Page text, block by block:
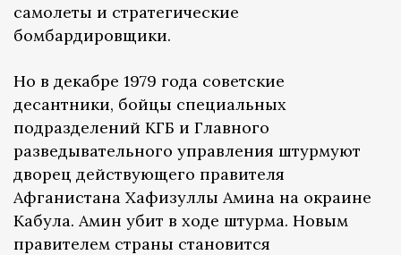
самолеты и стратегические
бомбардировщики.
Но в декабре 1979 года советские
десантники, бойцы специальных
подразделений КГБ и Главного
разведывательного управления штурмуют
дворец действующего правителя
Афганистана Хафизуллы Амина на окраине
Кабула. Амин убит в ходе штурма. Новым
правителем страны становится